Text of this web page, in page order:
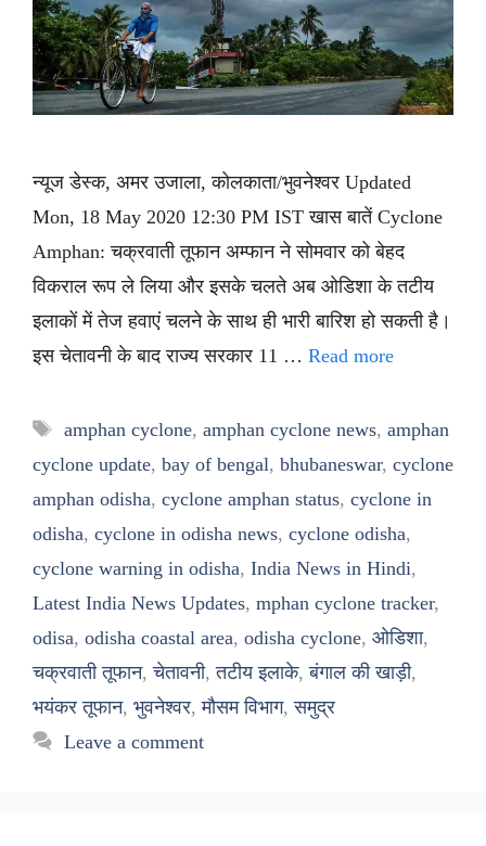
न्यूज डेस्क, अमर उजाला, कोलकाता/भुवनेश्वर Updated
Mon, 18 May 2020 12:30 PM IST खास बातें Cyclone
Amphan: चक्रवाती तूफान अम्फान ने सोमवार को बेहद
विकराल रूप ले लिया और इसके चलते अब ओडिशा के तटीय
इलाकों में तेज हवाएं चलने के साथ ही भारी बारिश हो सकती है।
इस चेतावनी के बाद राज्य सरकार 11 … Read more
Tags
amphan cyclone, amphan cyclone news, amphan
cyclone update, bay of bengal, bhubaneswar, cyclone
amphan odisha, cyclone amphan status, cyclone in
odisha, cyclone in odisha news, cyclone odisha,
cyclone warning in odisha, India News in Hindi,
Latest India News Updates, mphan cyclone tracker,
odisa, odisha coastal area, odisha cyclone, ओडिशा,
चक्रवाती तूफान,चेतावनी,तटीय इलाके,बंगाल की खाड़ी,
भयंकर तूफान, भुवनेश्वर,मौसम विभाग,समुद्र
Leave a comment